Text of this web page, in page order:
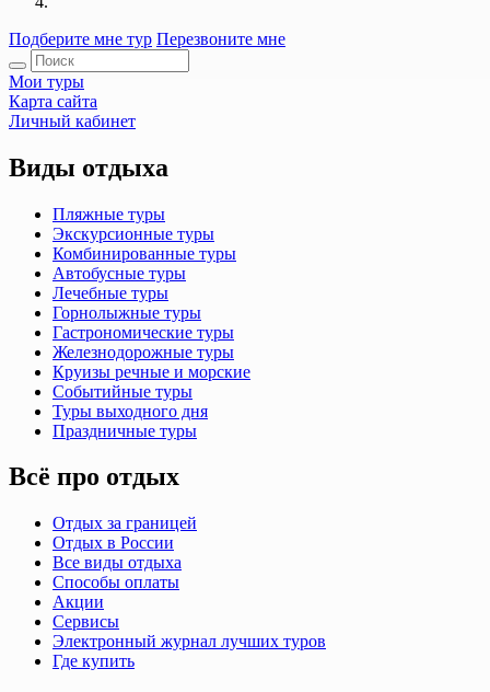
Подберите мне тур Перезвоните мне
Мои туры
Карта сайта
Личный кабинет
Виды отдыха
Пляжные туры
Экскурсионные туры
Комбинированные туры
Автобусные туры
Лечебные туры
Горнолыжные туры
Гастрономические туры
Железнодорожные туры
Круизы речные и морские
Событийные туры
Туры выходного дня
Праздничные туры
Всё про отдых
Отдых за границей
Отдых в России
Все виды отдыха
Способы оплаты
Акции
Сервисы
Электронный журнал лучших туров
Где купить